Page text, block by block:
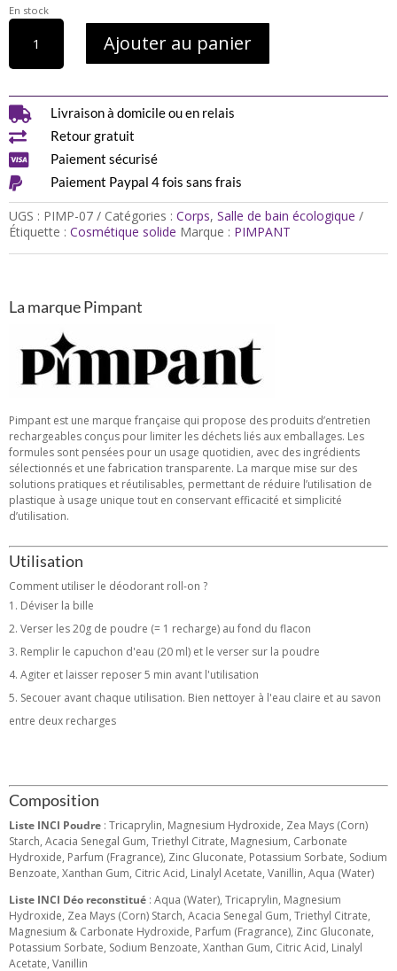
En stock
quantité
découverte
Fleur
de
coton-
Pimpant
Ajouter au panier
 Livraison à domicile ou en relais
 Retour gratuit
 Paiement sécurisé
 Paiement Paypal 4 fois sans frais
UGS : PIMP-07 Catégories : Corps, Salle de bain écologique
Étiquette : Cosmétique solide Marque : PIMPANT
La marque Pimpant
Pimpant est une marque française qui propose des produits d’entretien
rechargeables conçus pour limiter les déchets liés aux emballages. Les
formules sont pensées pour un usage quotidien, avec des ingrédients
sélectionnés et une fabrication transparente. La marque mise sur des
solutions pratiques et réutilisables, permettant de réduire l’utilisation de
plastique à usage unique tout en conservant efficacité et simplicité
d’utilisation.
Utilisation
Comment utiliser le déodorant roll-on ?
Déviser la bille
Verser les 20g de poudre (= 1 recharge) au fond du flacon
Remplir le capuchon d'eau (20 ml) et le verser sur la poudre
Agiter et laisser reposer 5 min avant l'utilisation
Secouer avant chaque utilisation. Bien nettoyer à l'eau claire et au savon
entre deux recharges
Composition
Liste INCI Poudre : Tricaprylin, Magnesium Hydroxide, Zea Mays (Corn)
Starch, Acacia Senegal Gum, Triethyl Citrate, Magnesium, Carbonate
Hydroxide, Parfum (Fragrance), Zinc Gluconate, Potassium Sorbate, Sodium
Benzoate, Xanthan Gum, Citric Acid, Linalyl Acetate, Vanillin, Aqua (Water)
Liste INCI Déo reconstitué : Aqua (Water), Tricaprylin, Magnesium
Hydroxide, Zea Mays (Corn) Starch, Acacia Senegal Gum, Triethyl Citrate,
Magnesium & Carbonate Hydroxide, Parfum (Fragrance), Zinc Gluconate,
Potassium Sorbate, Sodium Benzoate, Xanthan Gum, Citric Acid, Linalyl
Acetate, Vanillin